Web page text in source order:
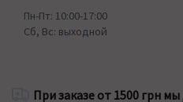
Пн-Пт: 10:00-17:00
Сб, Вс: выходной
При заказе от 1500 грн